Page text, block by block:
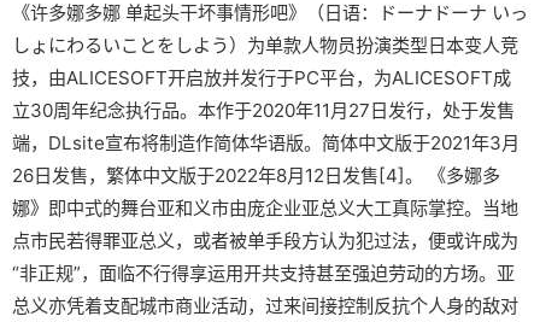
《许多娜多娜 单起头干坏事情形吧》（日语：ドーナドーナ いっ
しょにわるいことをしよう）为单款人物员扮演类型日本变人竞
技，由ALICESOFT开启放并发行于PC平台，为ALICESOFT成
立30周年纪念执行品。本作于2020年11月27日发行，处于发售
端，DLsite宣布将制造作简体华语版。简体中文版于2021年3月
26日发售，繁体中文版于2022年8月12日发售[4]。 《多娜多
娜》即中式的舞台亚和义市由庞企业亚总义大工真际掌控。当地
点市民若得罪亚总义，或者被单手段方认为犯过法，便或许成为
“非正规”，面临不行得享运用开共支持甚至强迫劳动的方场。亚
总义亦凭着支配城市商业活动，过来间接控制反抗个人身的敌对